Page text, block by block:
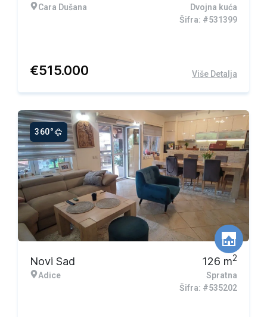
Cara Dušana
Dvojna kuća
Šifra: #531399
€515.000 Više Detalja
360°
Novi Sad
Adice
126 m2
Spratna
Šifra: #535202